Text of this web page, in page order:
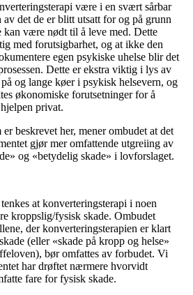
være i en svært sårbar
av det de er blitt utsatt for og på grunn
kan være nødt til å leve med. Dette
med forutsigbarhet, og at ikke den
egen psykiske uhelse blir det
Dette er ekstra viktig i lys av
og lange køer i psykisk helsevern, og
økonomiske forutsetninger for å
privat.
beskrevet her, mener ombudet at det
gjør mer omfattende utgreiing av
og «betydelig skade» i lovforslaget.
at konverteringsterapi i noen
kroppslig/fysisk skade. Ombudet
der konverteringsterapien er klart
(eller «skade på kropp og helse»
bør omfattes av forbudet. Vi
har drøftet nærmere hvorvidt
fare for fysisk skade.